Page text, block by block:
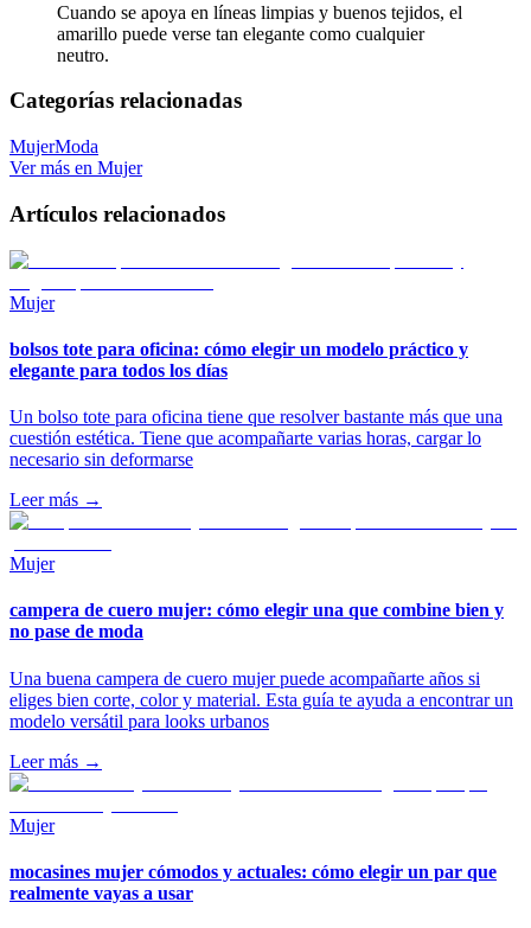
Cuando se apoya en líneas limpias y buenos tejidos, el
amarillo puede verse tan elegante como cualquier
neutro.
Categorías relacionadas
MujerModa
Ver más en Mujer
Artículos relacionados
Mujer
bolsos tote para oficina: cómo elegir un modelo práctico y
elegante para todos los días
Un bolso tote para oficina tiene que resolver bastante más que una
cuestión estética. Tiene que acompañarte varias horas, cargar lo
necesario sin deformarse
Leer más →
Mujer
campera de cuero mujer: cómo elegir una que combine bien y
no pase de moda
Una buena campera de cuero mujer puede acompañarte años si
eliges bien corte, color y material. Esta guía te ayuda a encontrar un
modelo versátil para looks urbanos
Leer más →
Mujer
mocasines mujer cómodos y actuales: cómo elegir un par que
realmente vayas a usar